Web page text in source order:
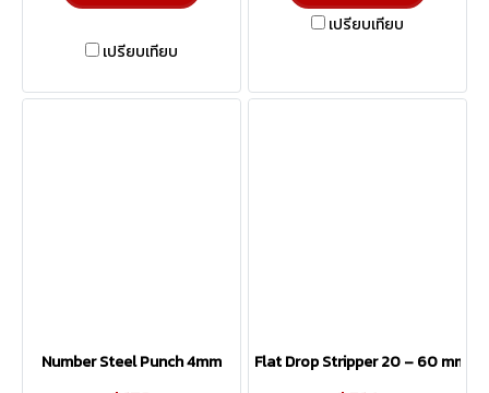
เปรียบเทียบ
เปรียบเทียบ
Number Steel Punch 4mm Flat Drop Stripper 20 – 60 mm.